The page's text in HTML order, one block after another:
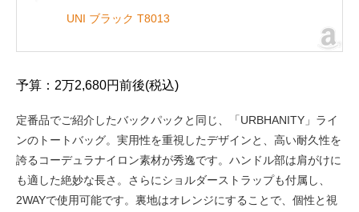
UNI ブラック T8013
予算：2万2,680円前後(税込)
定番品でご紹介したバックパックと同じ、「URBHANITY」ライ
ンのトートバッグ。実用性を重視したデザインと、高い耐久性を
誇るコーデュラナイロン素材が秀逸です。ハンドル部は肩がけに
も適した絶妙な長さ。さらにショルダーストラップも付属し、
2WAYで使用可能です。裏地はオレンジにすることで、個性と視